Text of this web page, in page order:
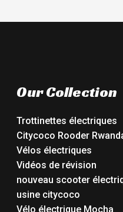
Our Collection
Trottinettes électriques
Citycoco Rooder
Vélos électriques
Vidéos de révision
nouveau scooter
usine citycoco
Vélo électrique Mocha